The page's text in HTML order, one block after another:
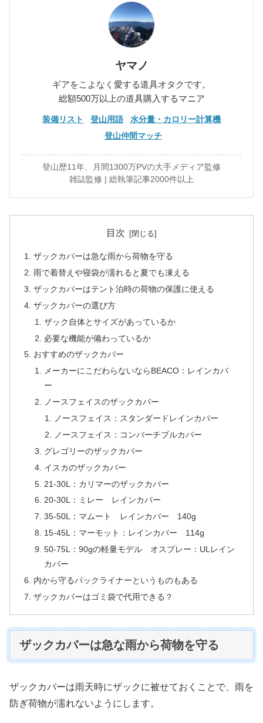
ヤマノ
ギアをこよなく愛する道具オタクです。
総額500万以上の道具購入するマニア
装備リスト 登山用語
水分量・カロリー計算機
登山仲間マッチ
登山歴11年、月間1300万PVの大手メディア監修
雑誌監修 | 総執筆記事2000件以上
目次
ザックカバーは急な雨から荷物を守る
雨で着替えや寝袋が濡れると夏でも凍える
ザックカバーはテント泊時の荷物の保護に使える
ザックカバーの選び方
ザック自体とサイズがあっているか
必要な機能が備わっているか
おすすめのザックカバー
メーカーにこだわらないならBEACO：レインカバ
ー
ノースフェイスのザックカバー
ノースフェイス：スタンダードレインカバー
ノースフェイス：コンバーチブルカバー
グレゴリーのザックカバー
イスカのザックカバー
21-30L：カリマーのザックカバー
20-30L：ミレー レインカバー
35-50L：マムート レインカバー 140g
15-45L：マーモット：レインカバー 114g
50-75L：90gの軽量モデル オスプレー：ULレイン
カバー
内から守るパックライナーというものもある
ザックカバーはゴミ袋で代用できる？
ザックカバーは急な雨から荷物を守る
ザックカバーは雨天時にザックに被せておくことで、雨を
防ぎ荷物が濡れないようにします。